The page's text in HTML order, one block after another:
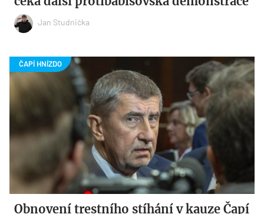
Jan Studnička
Obnovení trestního stíhání v kauze Čapí